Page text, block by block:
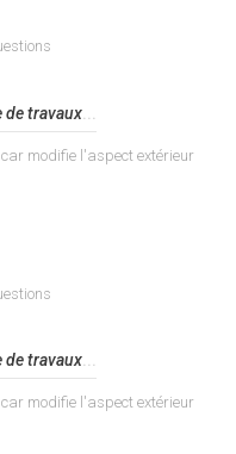
de travaux
modifie l'aspect extérieur
de travaux
modifie l'aspect extérieur